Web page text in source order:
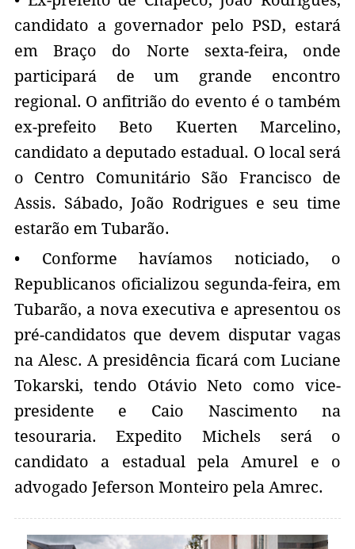
candidato a governador pelo PSD, estará
em Braço do Norte sexta-feira, onde
participará de um grande encontro
regional. O anfitrião do evento é o também
ex-prefeito Beto Kuerten Marcelino,
candidato a deputado estadual. O local será
o Centro Comunitário São Francisco de
Assis. Sábado, João Rodrigues e seu time
estarão em Tubarão.
• Conforme havíamos noticiado, o
Republicanos oficializou segunda-feira, em
Tubarão, a nova executiva e apresentou os
pré-candidatos que devem disputar vagas
na Alesc. A presidência ficará com Luciane
Tokarski, tendo Otávio Neto como vice-
presidente e Caio Nascimento na
tesouraria. Expedito Michels será o
candidato a estadual pela Amurel e o
advogado Jeferson Monteiro pela Amrec.